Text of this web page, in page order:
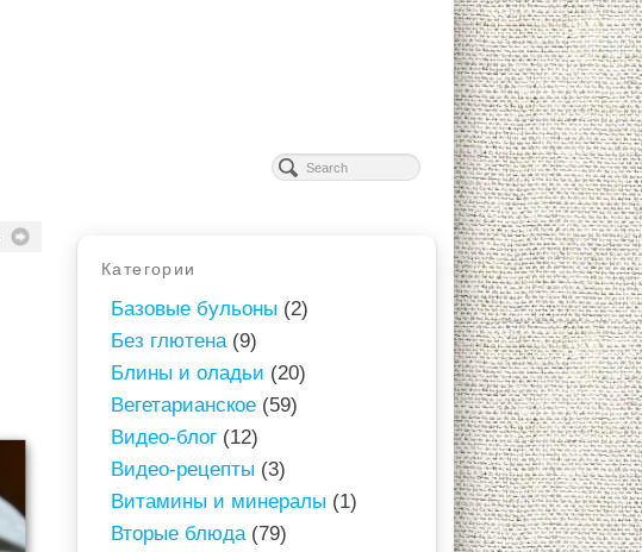
Категории
Базовые бульоны (2)
Без глютена(9)
Блины и оладьи (20)
Вегетарианское (59)
Видео-блог (12)
Видео-рецепты (3)
Витамины и минералы (1)
Вторые блюда(79)